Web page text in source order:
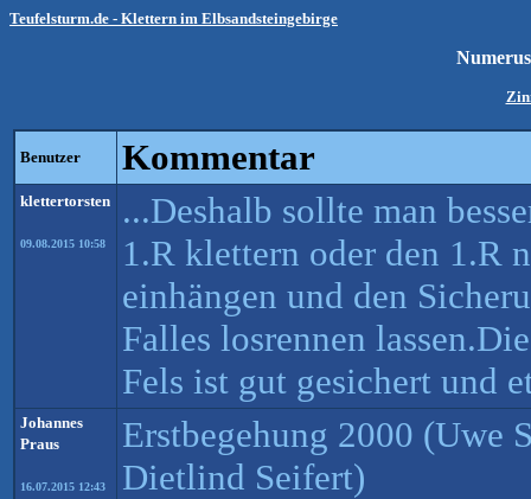
Teufelsturm.de - Klettern im Elbsandsteingebirge
Benutzer Kommentar
klettertorsten
09.08.2015 10:58
...Deshalb sollte man
1.R klettern oder den 1.R
einhängen und den
Falles losrennen
Fels ist gut gesichert und
Johannes
Praus
16.07.2015 12:43
Erstbegehung 2000 (Uwe
Dietlind Seifert)